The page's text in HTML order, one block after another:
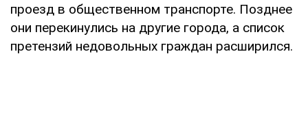
проезд в общественном транспорте. Позднее
они перекинулись на другие города, а список
претензий недовольных граждан расширился.